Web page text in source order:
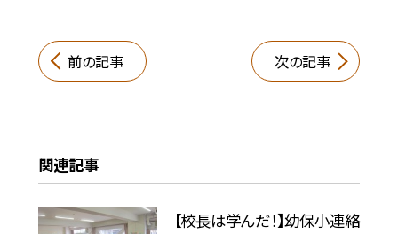
前の記事 次の記事
関連記事
【校長は学んだ！】幼保小連絡